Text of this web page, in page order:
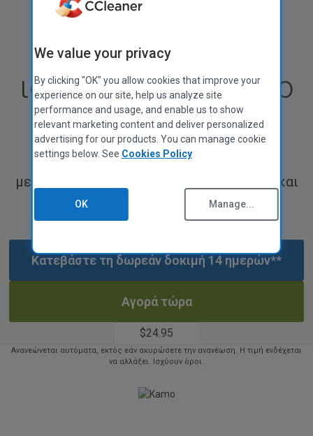
CCleaner for Mac
Πολιτική Απορρήτου
Οδηγίες Προμηθευτών
Νομικός
Πολιτική Προσβασιμότητας
Θέσεις εργασίας
Επικοινωνήστε μαζί μας
ΠΡΌΓΡΑΜΜΑ ΣΥΝΕΡΓΑΤΏΝ
Συνεργάτες
MSPs
μεγαλύτερη
ιδιωτικότητα, με το
Kamo
με πρωτόκολλο WireGuard VPN, για έως και
35% πιο γρήγορη Ιδιωτική Σύνδεση!*
Αγορά τώρα
USD 24.95
$24.95
Ανανεώνεται αυτόματα, εκτός εάν ακυρώσετε την ανανέωση. Η τιμή ενδέχεται
να αλλάξει. Ισχύουν όροι.
Κατεβάστε τη δωρεάν δοκιμή 14 ημερών**
We value your privacy
By clicking "OK" you allow cookies that improve your
experience on our site, help us analyze site
performance and usage, and enable us to show
relevant marketing content and deliver personalized
advertising for our products. You can manage cookie
settings below. See Cookies Policy
OK Manage...